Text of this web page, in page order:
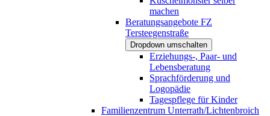
machen
Beratungsangebote FZ
Tersteegenstraße
Dropdown umschalten
Erziehungs-, Paar- und
Lebensberatung
Sprachförderung und
Logopädie
Tagespflege für Kinder
Familienzentrum Unterrath/Lichtenbroich